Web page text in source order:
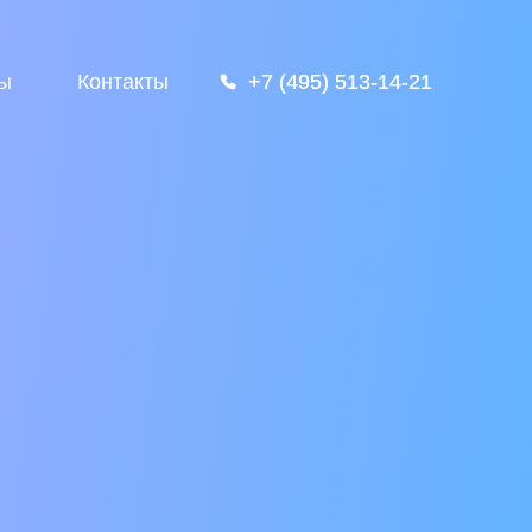
Контакты +7 (495) 513-14-21
+7 (495) 513-14-21